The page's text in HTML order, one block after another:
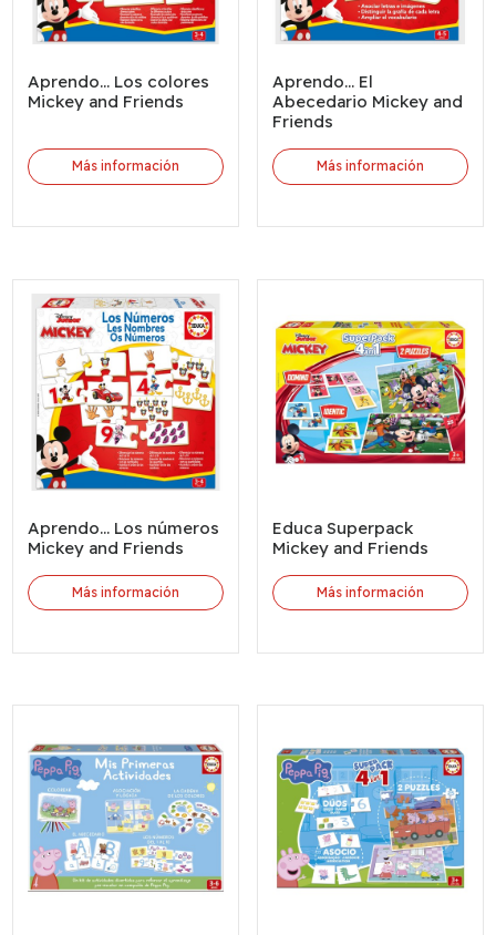
Aprendo... Los colores
Mickey and Friends
Más información
Aprendo... El
Abecedario Mickey and
Friends
Más información
Aprendo... Los números
Mickey and Friends
Más información
Educa Superpack
Mickey and Friends
Más información